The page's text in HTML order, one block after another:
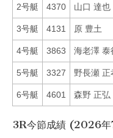
2号艇 4370 山口 達也
3号艇 4131 原 豊土
4号艇 3863 海老澤 泰
5号艇 3327 野長瀬 正
6号艇 4601 森野 正弘
3R今節成績 (2026年